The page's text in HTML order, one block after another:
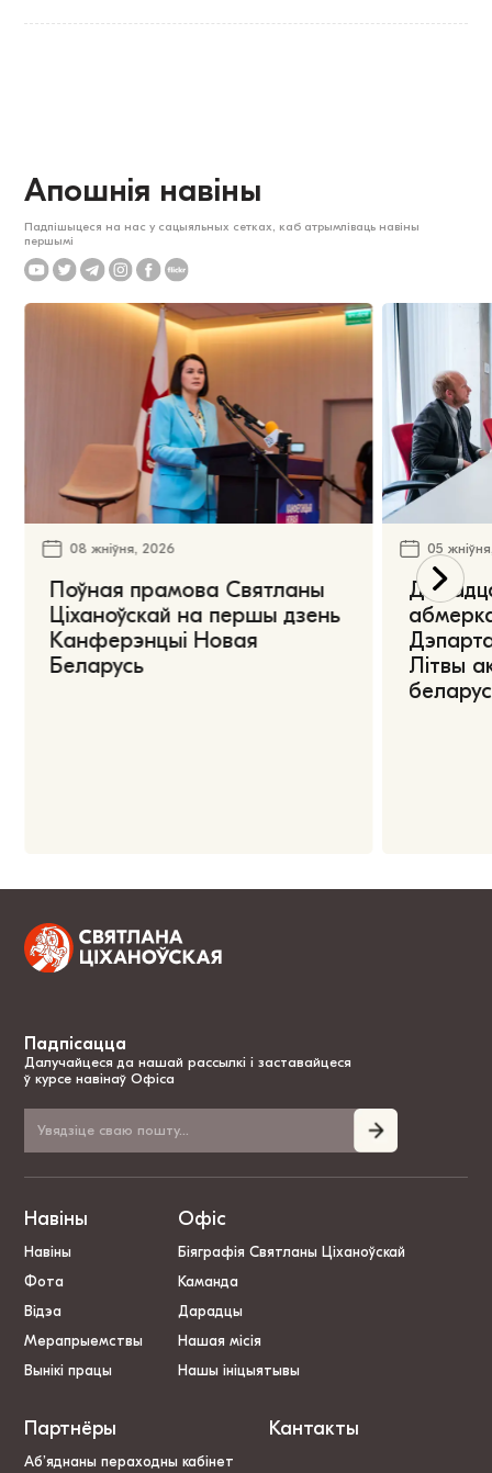
Апошнія навіны
Падпішыцеся на нас у сацыяльных сетках, каб атрымліваць навіны
першымі
08 жніўня, 2026
Поўная прамова Святланы
Ціханоўскай на першы дзень
Канферэнцыі Новая
Беларусь
05
Літвы
Падпісацца
Далучайцеся да нашай рассылкі і заставайцеся
ў курсе навінаў Офіса
Навіны
Навіны
Фота
Відэа
Мерапрыемствы
Вынікі працы
Офіс
Біяграфія Святланы Ціханоўскай
Каманда
Дарадцы
Нашая місія
Нашы ініцыятывы
Партнёры
Аб’яднаны пераходны кабінет
Кантакты